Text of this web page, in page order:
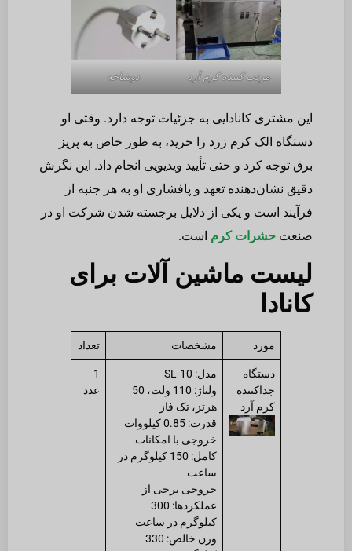
مرتب کننده کرم آرد دوشاخه
این مشتری کانادایی به جزئیات توجه دارد. وقتی او
دستگاه الک کرم زرد را خرید، به طور خاص به پریز
برق توجه کرد و حتی تأیید ویدیویی انجام داد. این نگرش
دقیق نشان‌دهنده تعهد و پافشاری او به هر جنبه از
فرآیند است و یکی از دلایل برجسته شدن شرکت او در
صنعت حشرات کرم است.
لیست ماشین آلات برای
کانادا
مورد مشخصات تعداد
دستگاه
جداکننده
کرم آرد
مدل: SL-10
ولتاژ: 110 ولت، 50
هرتز، تک فاز
قدرت: 0.85 کیلووات
خروجی با امکانات
کامل: 150 کیلوگرم در
ساعت
خروجی برخی از
عملکردها: 300
کیلوگرم در ساعت
وزن خالص: 330
1
عدد